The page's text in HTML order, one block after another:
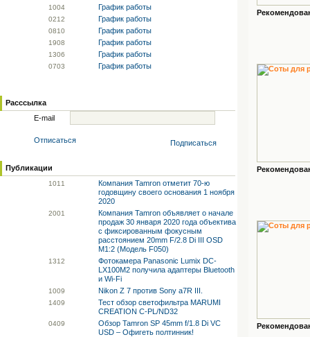
1004 График работы
0212 График работы
0810 График работы
1908 График работы
1306 График работы
0703 График работы
Расссылка
E-mail
Отписаться Подписаться
Публикации
1011
Компания Tamron отметит 70-ю
годовщину своего основания 1 ноября
2020
2001
Компания Tamron объявляет о начале
продаж 30 января 2020 года объектива
с фиксированным фокусным
расстоянием 20mm F/2.8 Di III OSD
M1:2 (Модель F050)
1312
Фотокамера Panasonic Lumix DC-
LX100M2 получила адаптеры Bluetooth
и Wi-Fi
1009 Nikon Z 7 против Sony a7R III.
1409
Тест обзор светофильтра MARUMI
CREATION C-PL/ND32
0409
Обзор Tamron SP 45mm f/1.8 Di VC
USD – Офигеть полтинник!